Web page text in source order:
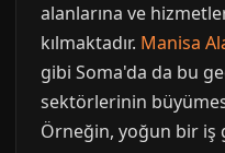
alanlarına ve
kılmaktadır. Manisa
gibi Soma'da da bu
sektörlerinin
Örneğin, yoğun bir iş